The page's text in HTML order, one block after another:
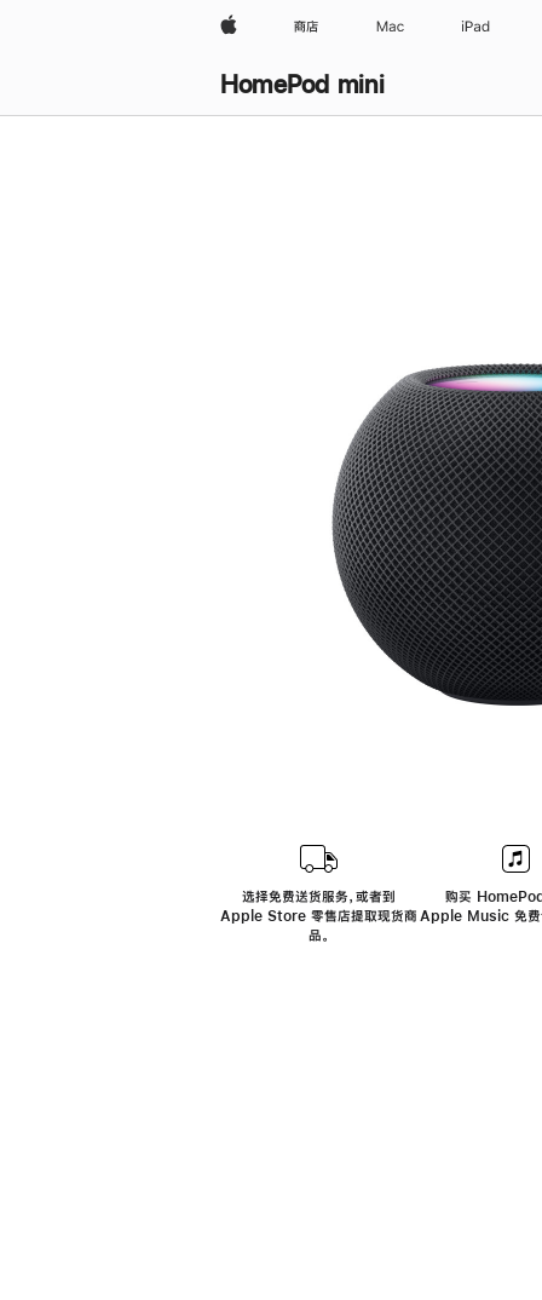
Apple 商店 Mac iPad
HomePod mini
选择免费送货服务，或者到
Apple Store 零售店提取现货商
品。
购买
Apple Music 免费